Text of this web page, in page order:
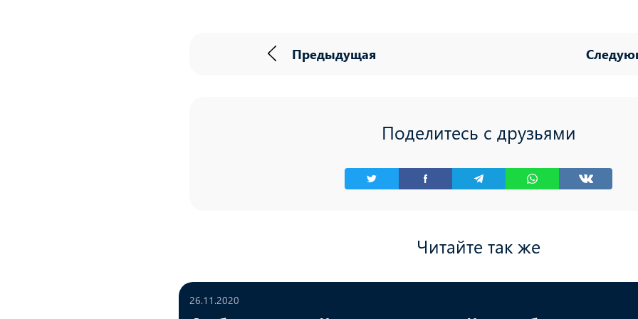
Предыдущая
Поделитесь с друзьями
Читайте так же
26.11.2020